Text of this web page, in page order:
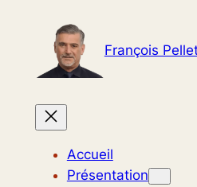
contenu
François
Accueil
Présentation